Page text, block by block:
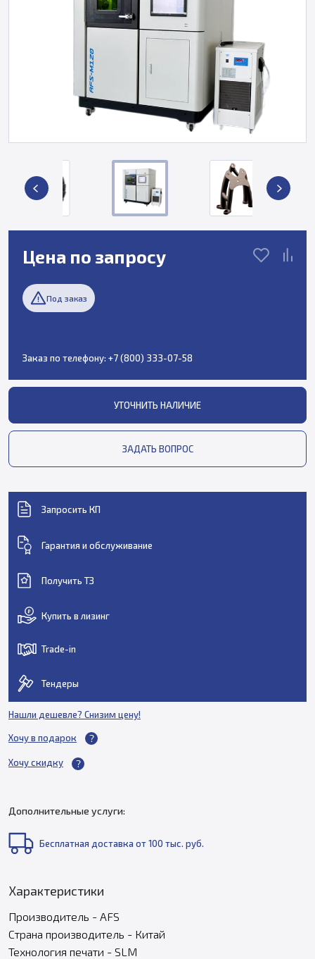
Цена по запросу
Под заказ
Заказ по телефону: +7 (800) 333-07-58
УТОЧНИТЬ НАЛИЧИЕ
ЗАДАТЬ ВОПРОС
Запросить КП
Гарантия и обслуживание
Получить ТЗ
Купить в лизинг
Trade-in
Тендеры
Нашли дешевле? Снизим цену!
Хочу в подарок
Хочу скидку
Дополнительные услуги:
Бесплатная доставка от 100 тыс. руб.
Характеристики
Производитель - AFS
Страна производитель - Китай
Технология печати - SLM